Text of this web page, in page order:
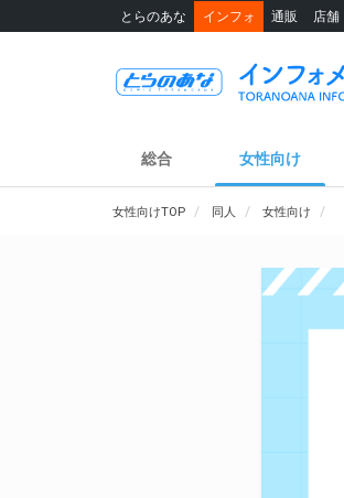
とらのあな インフォ 通販 店舗
総合 女性向け
女性向けTOP 同人 女性向け